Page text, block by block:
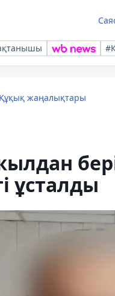
Құқық жаңалықтары
ұсталды